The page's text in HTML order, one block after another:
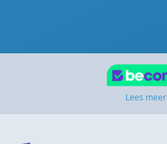
Lees meer